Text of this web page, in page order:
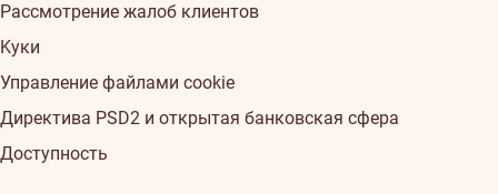
Рассмотрение жалоб клиентов
Kуки
Управление файлами cookie
Директива PSD2 и открытая банковская сфера
Доступность